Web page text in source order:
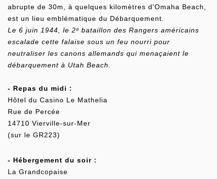
abrupte de 30m, à quelques kilomètres d'Omaha Beach,
est un lieu emblématique du Débarquement.
Le 6 juin 1944, le 2ᵉ bataillon des Rangers américains
escalade cette falaise sous un feu nourri pour
neutraliser les canons allemands qui menaçaient le
débarquement à Utah Beach.
- Repas du midi :
Hôtel du Casino Le Mathelia
Rue de Percée
14710 Vierville-sur-Mer
(sur le GR223)
- Hébergement du soir :
La Grandcopaise